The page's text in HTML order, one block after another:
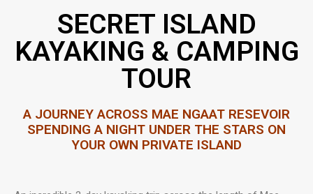
SECRET ISLAND
KAYAKING & CAMPING
TOUR
A JOURNEY ACROSS MAE NGAAT RESEVOIR
SPENDING A NIGHT UNDER THE STARS ON
YOUR OWN PRIVATE ISLAND